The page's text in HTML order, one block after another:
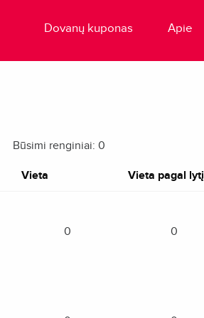
Dovanų kuponas Apie
Būsimi renginiai: 0
Vieta Vieta pagal lytį
0 0